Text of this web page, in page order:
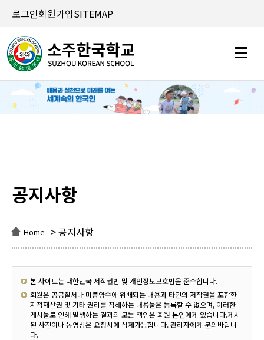
로그인회원가입SITEMAP
공지사항
Home > 공지사항
본 사이트는 대한민국 저작권법 및 개인정보보호법을 준수합니다.
회원은 공공질서나 미풍양속에 위배되는 내용과 타인의 저작권을 포함한
지적재산권 및 기타 권리를 침해하는 내용물은 등록할 수 없으며, 이러한
게시물로 인해 발생하는 결과의 모든 책임은 회원 본인에게 있습니다.게시
된 사진이나 동영상은 요청시에 삭제가능합니다. 관리자에게 문의바랍니
다.